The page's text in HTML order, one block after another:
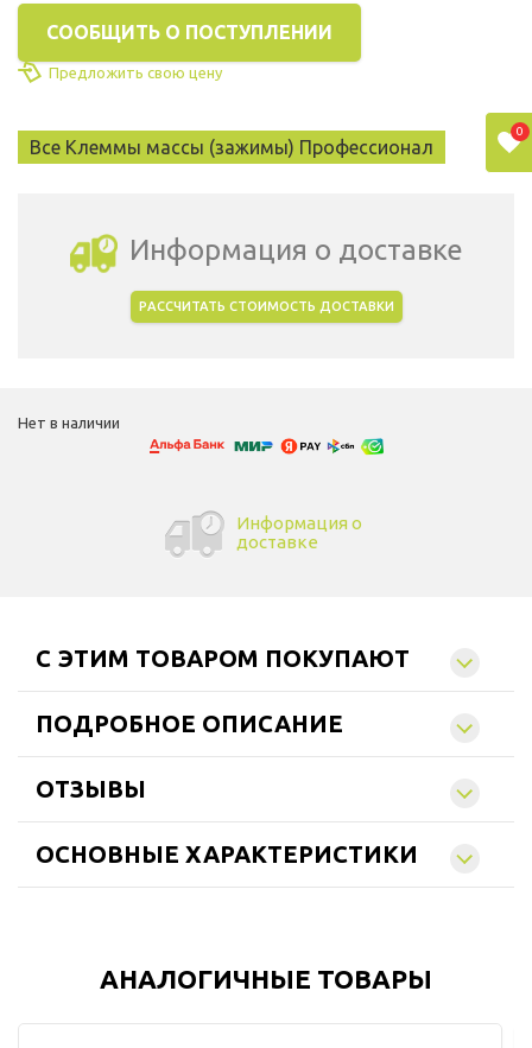
СООБЩИТЬ О ПОСТУПЛЕНИИ
Предложить свою цену
Все Клеммы массы (зажимы) Профессионал
Информация о доставке
РАССЧИТАТЬ СТОИМОСТЬ ДОСТАВКИ
Нет в наличии
Информация о
доставке
C ЭТИМ ТОВАРОМ ПОКУПАЮТ
ПОДРОБНОЕ ОПИСАНИЕ
ОТЗЫВЫ
ОСНОВНЫЕ ХАРАКТЕРИСТИКИ
АНАЛОГИЧНЫЕ ТОВАРЫ
0